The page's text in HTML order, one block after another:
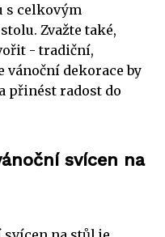
s celkovým
Zvažte také,
- tradiční,
vánoční dekorace by
přinést radost do
svícen na